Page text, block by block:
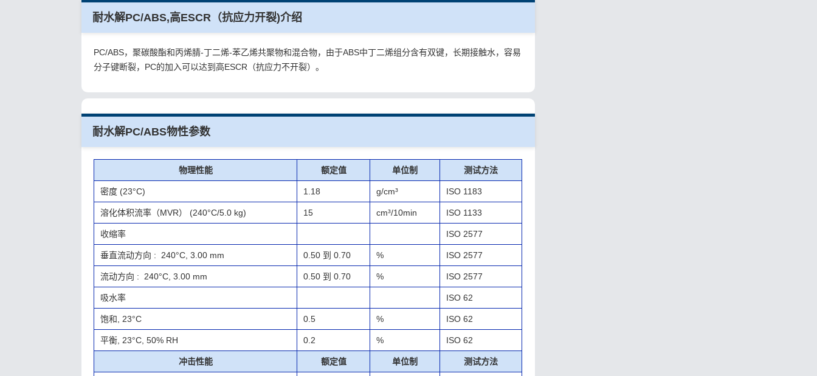
耐水解PC/ABS,高ESCR（抗应力开裂)介绍
PC/ABS，聚碳酸酯和丙烯腈-丁二烯-苯乙烯共聚物和混合物，由于ABS中丁二烯组分含有双键，长期接触水，容易
分子键断裂，PC的加入可以达到高ESCR（抗应力不开裂）。
耐水解PC/ABS物性参数
物理性能 额定值 单位制 测试方法
密度 (23°C) 1.18 g/cm³ ISO 1183
溶化体积流率（MVR） (240°C/5.0 kg) 15 cm³/10min ISO 1133
收缩率 ISO 2577
垂直流动方向 : 240°C, 3.00 mm 0.50 到 0.70 % ISO 2577
流动方向 : 240°C, 3.00 mm 0.50 到 0.70 % ISO 2577
吸水率 ISO 62
饱和, 23°C 0.5 % ISO 62
平衡, 23°C, 50% RH 0.2 % ISO 62
冲击性能 额定值 单位制 测试方法